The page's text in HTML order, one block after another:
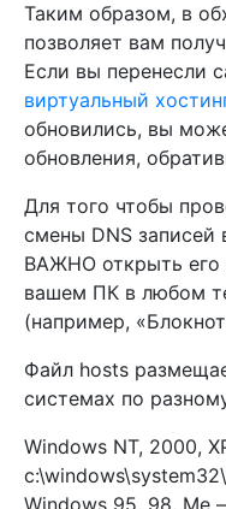
Таким образом, в
позволяет вам
Если вы перенесли
виртуальный
обновились, вы
обновления,
Для того чтобы
смены DNS записей
ВАЖНО открыть его
вашем ПК в любом
(например,
Файл hosts
системах по
Windows NT, 2000,